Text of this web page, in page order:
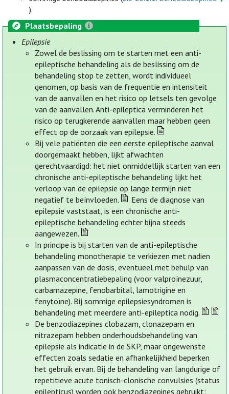
).
Plaatsbepaling
Epilepsie
Zowel de beslissing om te starten met een anti-
epileptische behandeling als de beslissing om de
behandeling stop te zetten, wordt individueel
genomen, op basis van de frequentie en intensiteit
van de aanvallen en het risico op letsels ten gevolge
van de aanvallen. Anti-epileptica verminderen het
risico op terugkerende aanvallen maar hebben geen
effect op de oorzaak van epilepsie.
Bij vele patiënten die een eerste epileptische aanval
doorgemaakt hebben, lijkt afwachten
gerechtvaardigd: het niet onmiddellijk starten van een
chronische anti-epileptische behandeling lijkt het
verloop van de epilepsie op lange termijn niet
negatief te beïnvloeden.
Eens de diagnose van
epilepsie vaststaat, is een chronische anti-
epileptische behandeling echter bijna steeds
aangewezen.
In principe is bij starten van de anti-epileptische
behandeling monotherapie te verkiezen met nadien
aanpassen van de dosis, eventueel met behulp van
plasmaconcentratiebepaling (voor valproïnezuur,
carbamazepine, fenobarbital, lamotrigine en
fenytoïne). Bij sommige epilepsiesyndromen is
behandeling met meerdere anti-epileptica nodig.
De benzodiazepines clobazam, clonazepam en
nitrazepam hebben onderhoudsbehandeling van
epilepsie als indicatie in de SKP, maar ongewenste
effecten zoals sedatie en afhankelijkheid beperken
het gebruik ervan. Bij de behandeling van langdurige of
repetitieve acute tonisch-clonische convulsies (status
epilepticus) worden ook benzodiazepines gebruikt: